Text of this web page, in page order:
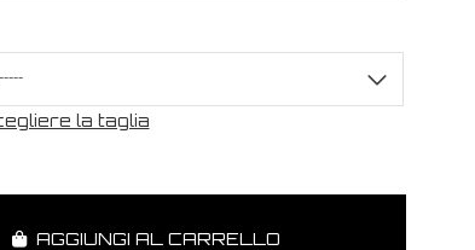
la taglia
AGGIUNGI AL CARRELLO